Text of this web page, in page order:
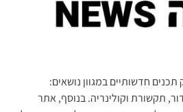
חדשותיים במגוון נושאים:
תקשורת וקולינריה. בנוסף, אתר